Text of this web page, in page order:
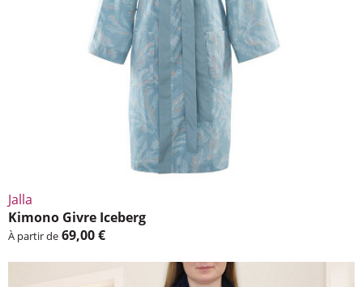
Jalla
Kimono Givre Iceberg
À partir de 69,00 €